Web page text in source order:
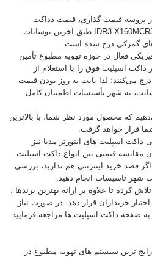
پروسه قیمت گذاری، قیمت دداکت
اسپلیت اینورتر میدیا 54000 مدل IDR3-X160MCR3 طبق آخرین نوسانات
گمرکی درج شده است.
فعال در حوزه تهویه مطبوع تأمین
داکت اسپلیت فوق را با استعلام از
می‌کنند؛ لذا بابت به روز بودن قیمت
سایت، به شهر تأسیسات اطمینان کامل
که محصول مورد نظر شما، با بالاترین
قرار خواهد گرفت.
داکت اسپلیت های اینورتر مدیا نیز
قیمتی بین انواع داکت اسپلیت
قصد خرید اینترنتی هم ندارید، بررسی
شهر تاسیسات انجام دهید.
کرده تا علاوه بر ارائه بهترین برندها ،
خریداران قرار دهد. در صورت نیاز
صفحه داکت اسپلیت ها مراجعه فرمایید.
ترین سیستم های تهویه مطبوع در